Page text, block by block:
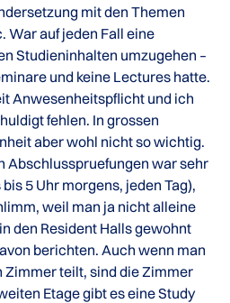
mit den Themen
War auf jeden Fall eine
Studieninhalten umzugehen –
und keine Lectures hatte.
Anwesenheitspflicht und ich
fehlen. In grossen
aber wohl nicht so wichtig.
Abschlusspruefungen war sehr
5 Uhr morgens, jeden Tag),
weil man ja nicht alleine
den Resident Halls gewohnt
berichten. Auch wenn man
Zimmer teilt, sind die Zimmer
Etage gibt es eine Study